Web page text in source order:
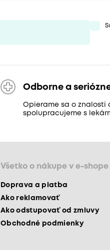
Odborne a
Opierame sa o znalosti
spolupracujeme s
Všetko o nákupe v e-shope
Doprava a platba
Ako reklamovať
Ako odstupovať od zmluvy
Obchodné podmienky